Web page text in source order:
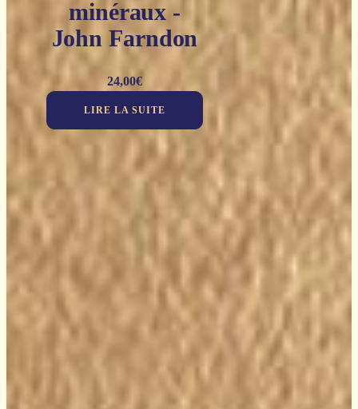
minéraux -
John Farndon
24,00€
LIRE LA SUITE